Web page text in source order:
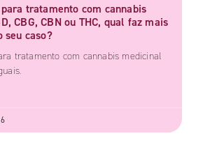
tratamento com cannabis
CBG, CBN ou THC, qual faz mais
seu caso?
tratamento com cannabis medicinal